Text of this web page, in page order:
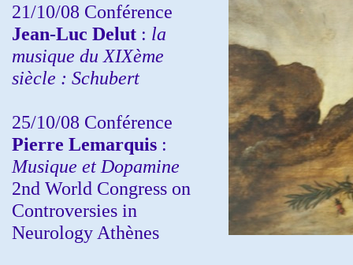
21/10/08 Conférence
Jean-Luc Delut : la
musique du XIXème
siècle : Schubert
25/10/08 Conférence
Pierre Lemarquis :
Musique et Dopamine
2nd World Congress on
Controversies in
Neurology Athènes